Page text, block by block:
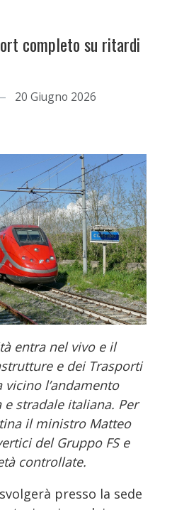
completo su ritardi
20 Giugno 2026
entra nel vivo e il
e dei Trasporti
l’andamento
stradale italiana. Per
il ministro Matteo
del Gruppo FS e
controllate.
presso la sede